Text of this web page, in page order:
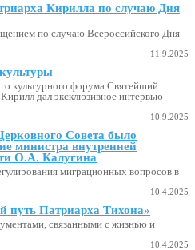
Кирилла по случаю Дня
по случаю Всероссийского Дня
11.9.2025
культурного форума Святейший
дал эксклюзивное интервью
10.9.2025
Совета было
министра внутренней
О.А. Калугина
миграционных вопросов в
10.4.2025
путь Патриарха Тихона»
связанными с жизнью и
10.4.2025